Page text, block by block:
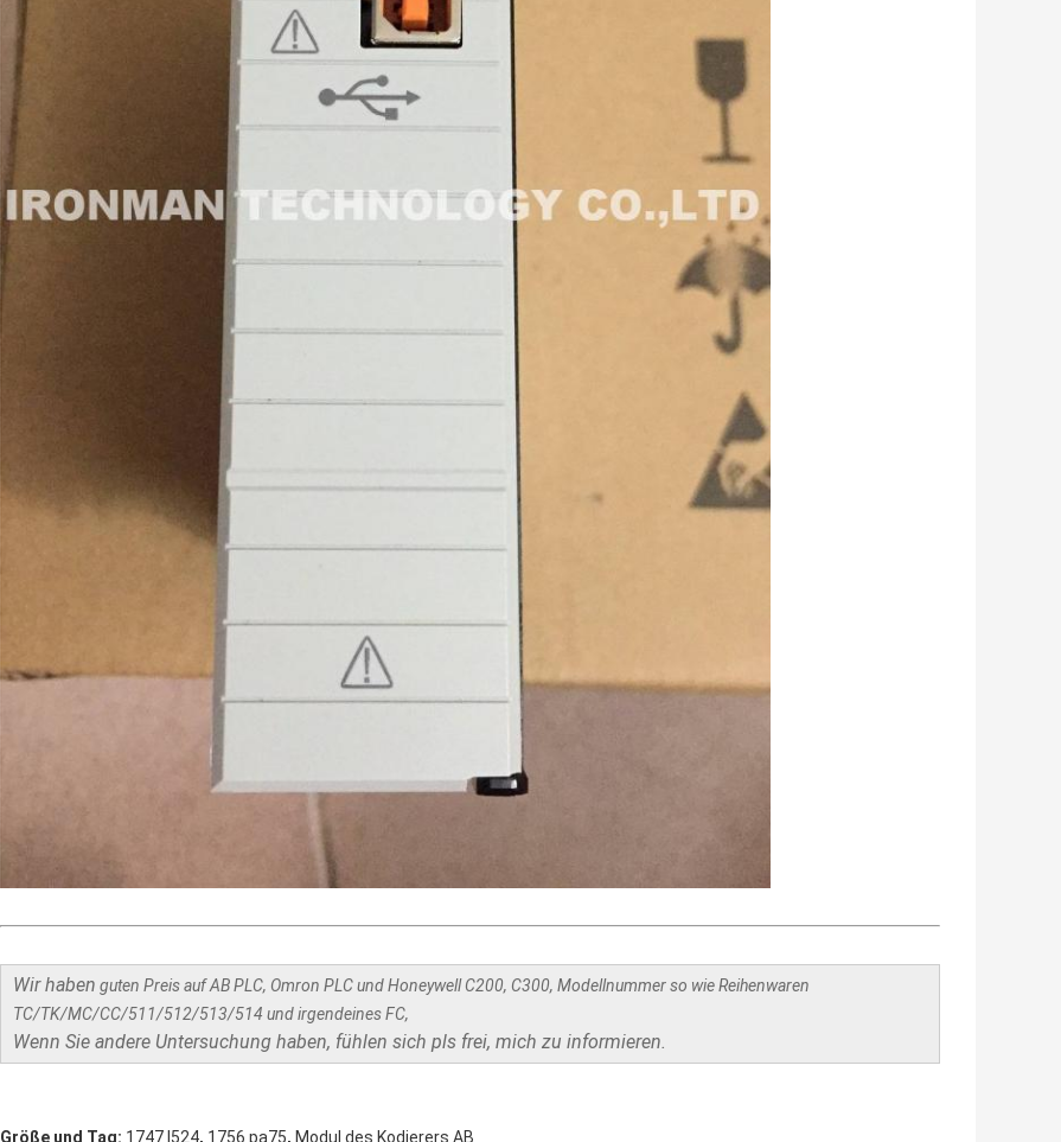
Wir haben guten Preis auf AB PLC, Omron PLC und Honeywell C200, C300, Modellnummer so wie Reihenwaren
TC/TK/MC/CC/511/512/513/514 und irgendeines FC,
Wenn Sie andere Untersuchung haben, fühlen sich pls frei, mich zu informieren.
Größe und Tag: 1747 l524, 1756 pa75, Modul des Kodierers AB